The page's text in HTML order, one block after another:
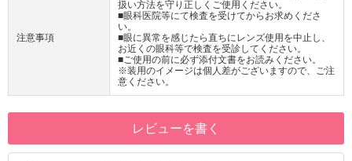
注意事項
扱い方法を守り正しくご使用ください。
■眼科医院等にて検査を受けてからお求めくださ
い。
■眼に異常を感じたら直ちにレンズ使用を中止し、
お近くの眼科等で検査を受診してください。
■ご使用の前に必ず添付文書をお読みください。
※装用のイメージは個人差がございますので、ご注
意ください。
レビューを書く